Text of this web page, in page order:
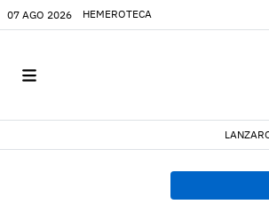
07 AGO 2026 HEMEROTECA